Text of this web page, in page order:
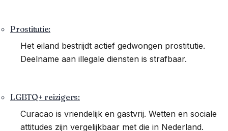
Prostitutie:
Het eiland bestrijdt actief gedwongen prostitutie.
Deelname aan illegale diensten is strafbaar.
LGBTQ+ reizigers:
Curacao is vriendelijk en gastvrij. Wetten en sociale
attitudes zijn vergelijkbaar met die in Nederland.